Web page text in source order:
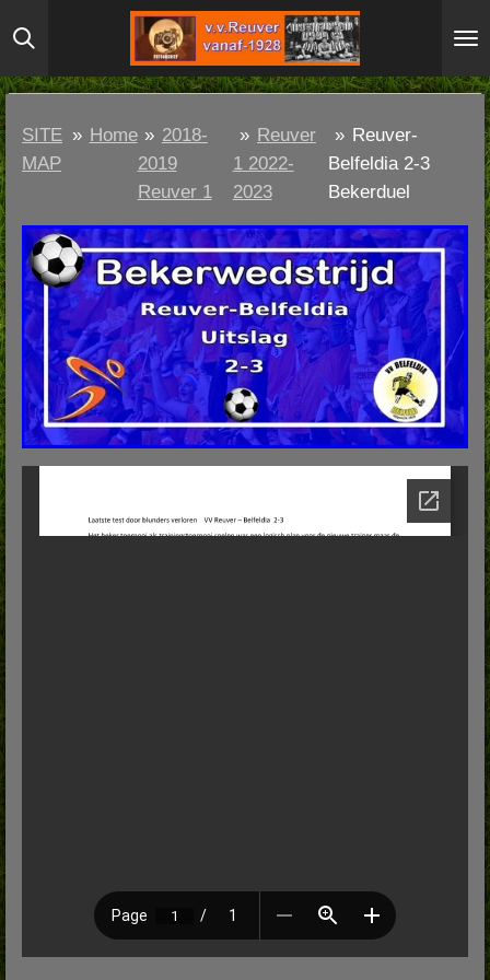
Ga
direct
naar
hoofdinhoud
SITE
MAP
» Home » 2018-
2019
Reuver 1
» Reuver
1 2022-
2023
» Reuver-
Belfeldia 2-3
Bekerduel